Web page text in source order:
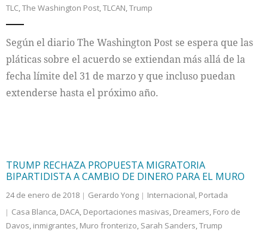
TLC,The Washington Post,TLCAN,Trump
Según el diario The Washington Post se espera que las
pláticas sobre el acuerdo se extiendan más allá de la
fecha límite del 31 de marzo y que incluso puedan
extenderse hasta el próximo año.
TRUMP RECHAZA PROPUESTA MIGRATORIA
BIPARTIDISTA A CAMBIO DE DINERO PARA EL MURO
24 de enero de 2018 Gerardo Yong Internacional, Portada
Casa Blanca, DACA, Deportaciones masivas, Dreamers, Foro de
Davos, inmigrantes, Muro fronterizo, Sarah Sanders,Trump